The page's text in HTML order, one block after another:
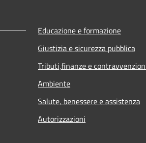
Educazione e formazione
Giustizia e sicurezza pubblica
Tributi,finanze e
Ambiente
Salute, benessere e assistenza
Autorizzazioni